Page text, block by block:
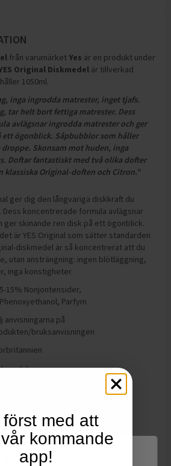
från varumärket Yes är en produkt under
Original Diskmedel är tillverkad
1050ml.
inga ingrodda matrester, inget tjafs.
tar helt bort fettiga matrester. Dess
avlägsnar ingrodda matrester och ger
ett ögonblick. Såpbubblor som håller
droppe. Skonsam mot huden, inga
Doftar fantastiskt med två olika dofter
klassiska Original-doften och Citron."
ger dig den långvariga diskkraft du
koncentrerade formula avlägsnar
skinande ren disk på ett ögonblick.
är YES Original som sätter standarden
diskmedel är så koncentrerat att du
utan ansträngning: ingen blötläggning,
inga konstigheter.
15% Nonjontensider,
Parfym
anvisningarna på
bruksanvisningen
först med att
kommande
app!